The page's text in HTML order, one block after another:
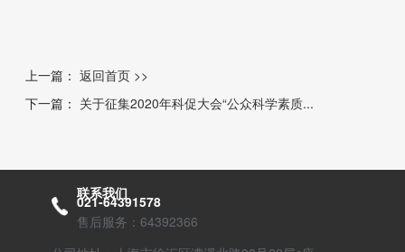
上一篇： 返回首页 >>
下一篇： 关于征集2020年科促大会“公众科学素质...
联系我们
021-64391578
售后服务：64392366